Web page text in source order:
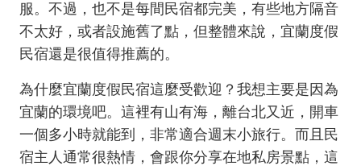
服。不過，也不是每間民宿都完美，有些地方隔音
不太好，或者設施舊了點，但整體來說，宜蘭度假
民宿還是很值得推薦的。
為什麼宜蘭度假民宿這麼受歡迎？我想主要是因為
宜蘭的環境吧。這裡有山有海，離台北又近，開車
一個多小時就能到，非常適合週末小旅行。而且民
宿主人通常很熱情，會跟你分享在地私房景點，這